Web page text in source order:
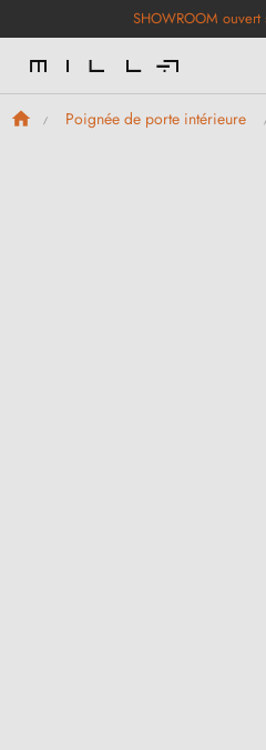
SHOWROOM ouvert
Poignée de porte intérieure